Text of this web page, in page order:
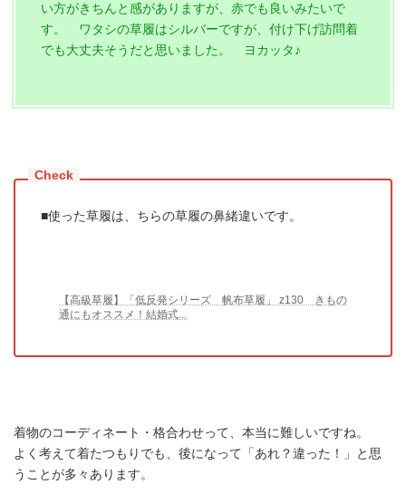
い方がきちんと感がありますが、赤でも良いみたいで
す。 ワタシの草履はシルバーですが、付け下げ訪問着
でも大丈夫そうだと思いました。 ヨカッタ♪
■使った草履は、ちらの草履の鼻緒違いです。
【高級草履】「低反発シリーズ 帆布草履」 z130 きもの
通にもオススメ！結婚式...
着物のコーディネート・格合わせって、本当に難しいですね。
よく考えて着たつもりでも、後になって「あれ？違った！」と思
うことが多々あります。